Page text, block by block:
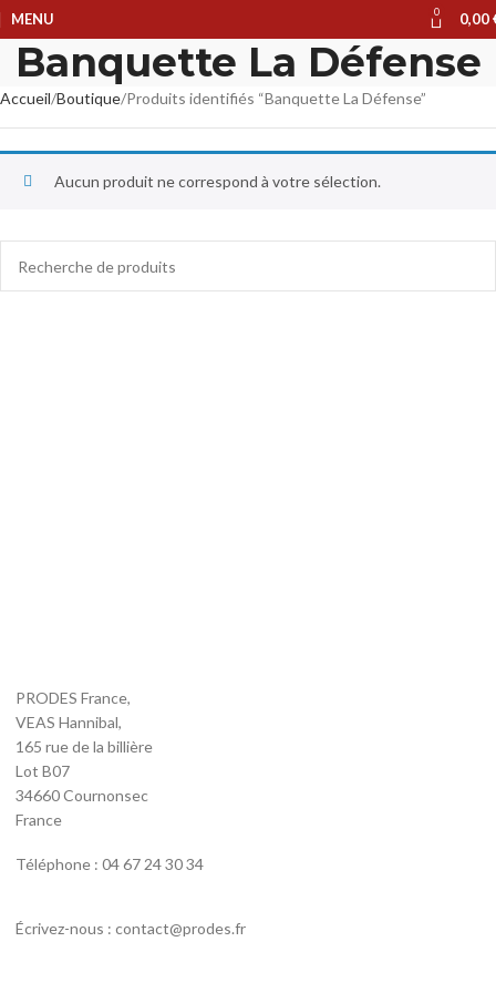
MENU 0 0,00
Banquette La Défense
Accueil Boutique Produits identifiés “Banquette La Défense”
Aucun produit ne correspond à votre sélection.
PRODES France,
VEAS Hannibal,
165 rue de la billière
Lot B07
34660 Cournonsec
France
Téléphone : 04 67 24 30 34
Écrivez-nous : contact@prodes.fr